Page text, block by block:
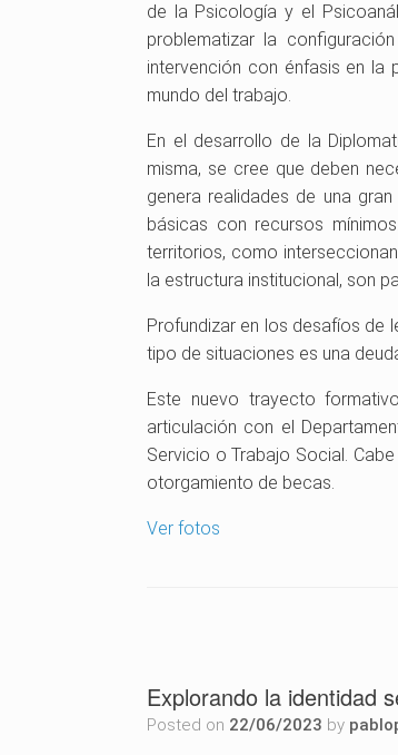
de la Psicología y el
problematizar la
intervención con énfasis en la
mundo del trabajo.
En el desarrollo de la
misma, se cree que deben
genera realidades de una
básicas con recursos
territorios, como
la estructura institucional, son
Profundizar en los desafíos de
tipo de situaciones es una
Este nuevo trayecto
articulación con el
Servicio o Trabajo Social.
otorgamiento de becas.
Ver fotos
Explorando la identidad
Posted on 22/06/2023 by